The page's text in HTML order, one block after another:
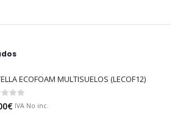
ECOFOAM MULTISUELOS (LECOF12)
of 5
€ IVA No inc.